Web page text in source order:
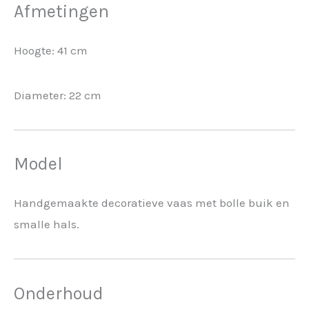
Afmetingen
Hoogte: 41 cm
Diameter: 22 cm
Model
Handgemaakte decoratieve vaas met bolle buik en
smalle hals.
Onderhoud